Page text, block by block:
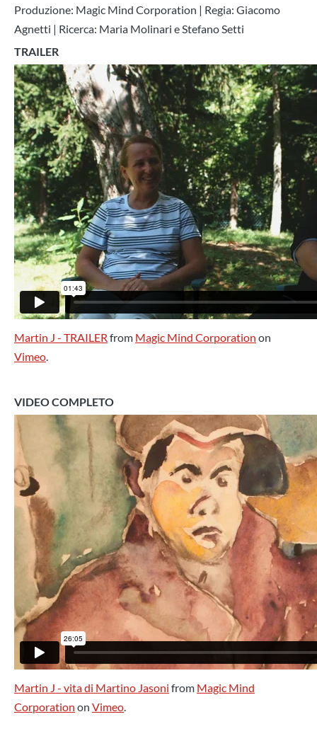
Produzione: Magic Mind Corporation | Regia: Giacomo
Agnetti | Ricerca: Maria Molinari e Stefano Setti
TRAILER
Martin J - TRAILER from Magic Mind Corporation on
Vimeo.
VIDEO COMPLETO
Martin J - vita di Martino Jasoni from Magic Mind
Corporation on Vimeo.